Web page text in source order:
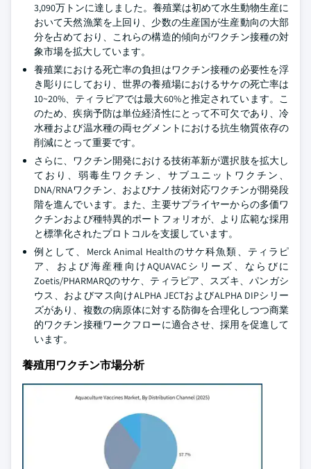
3,090万トンに達しました。養殖業は初めて水生動物生産に
おいて天然漁業を上回り、少数の生産国が生産動向の大部
分を占めており、これらの構造的傾向がワクチン接種の対
象市場を拡大しています。
養殖業における死亡率の負担はワクチン接種の必要性を浮
き彫りにしており、世界の養殖場におけるサケの死亡率は
10~20%、ティラピアでは最大60%と推定されています。こ
のため、疾病予防は単位経済性にとって不可欠であり、冷
水種および温水種の両セグメントにおける抗生物質依存の
削減にとって重要です。
さらに、ワクチン開発における技術革新が選択肢を拡大し
ており、弱毒生ワクチン、サブユニットワクチン、
DNA/RNAワクチン、およびナノ技術対応ワクチンが開発段
階を進んでいます。また、主要サプライヤーからの多価ワ
クチンおよび種特異的ポートフォリオが、より広範な採用
と標準化されたプロトコルを支援しています。
例として、Merck Animal Healthのサケ科魚類、ティラピ
ア、および海産種向けAQUAVACシリーズ、ならびに
Zoetis/PHARMARQのサケ、ティラピア、スズキ、パンガシ
ウス、およびマス向けALPHA JECTおよびALPHA DIPシリー
ズがあり、複数の病原体に対する防御を合理化しつつ商業
的ワクチン接種ワークフローに適合させ、採用を促進して
います。
養殖用ワクチン市場分析